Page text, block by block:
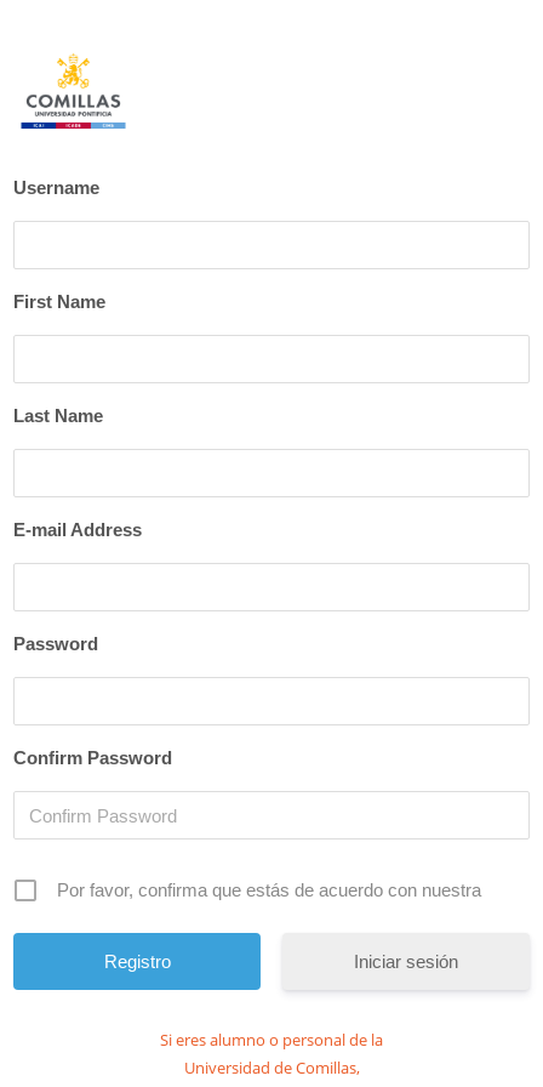
Username
First Name
Last Name
E-mail Address
Password
Confirm Password
Por favor, confirma que estás de acuerdo con nuestra
Iniciar sesión
Si eres alumno o personal de la
Universidad de Comillas,